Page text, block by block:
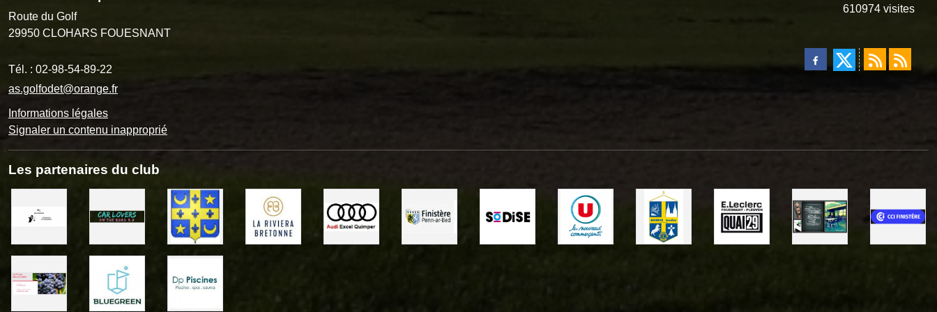
Route du Golf
29950 CLOHARS FOUESNANT
Tél. : 02-98-54-89-22
as.golfodet@orange.fr
Informations légales
Signaler un contenu inapproprié
610974 visites
Les partenaires du club